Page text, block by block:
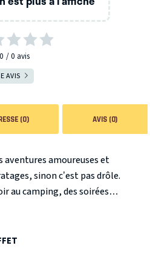
0 0 avis
AVIS
(0) AVIS (0)
aventures amoureuses et
sinon c’est pas drôle.
au camping, des soirées
du 3ième Reich, en passant
retour sur mes échecs
rie !